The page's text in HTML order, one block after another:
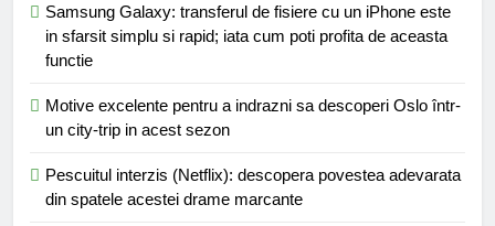
Samsung Galaxy: transferul de fisiere cu un iPhone este
in sfarsit simplu si rapid; iata cum poti profita de aceasta
functie
Motive excelente pentru a indrazni sa descoperi Oslo într-
un city-trip in acest sezon
Pescuitul interzis (Netflix): descopera povestea adevarata
din spatele acestei drame marcante